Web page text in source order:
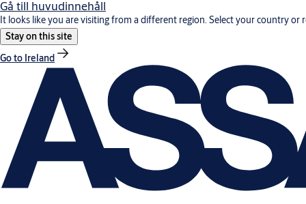
Gå till huvudinnehåll
It looks like you are visiting from a different region. Select your country or
Stay on this site
Go to Ireland